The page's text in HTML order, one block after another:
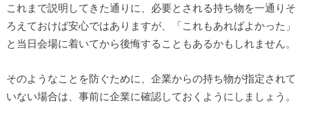
これまで説明してきた通りに、必要とされる持ち物を一通りそ
ろえておけば安心ではありますが、「これもあればよかった」
と当日会場に着いてから後悔することもあるかもしれません。
そのようなことを防ぐために、企業からの持ち物が指定されて
いない場合は、事前に企業に確認しておくようにしましょう。